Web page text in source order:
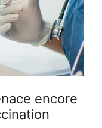
encore